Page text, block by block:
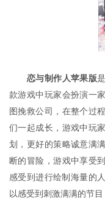
恋与制作人苹果版
款游戏中玩家会扮演一
图挽救公司，在整个过
们一起成长，游戏中玩
划，更好的策略诚意满
断的冒险，游戏中享受
感受到进行绘制海量的
以感受到刺激满满的节